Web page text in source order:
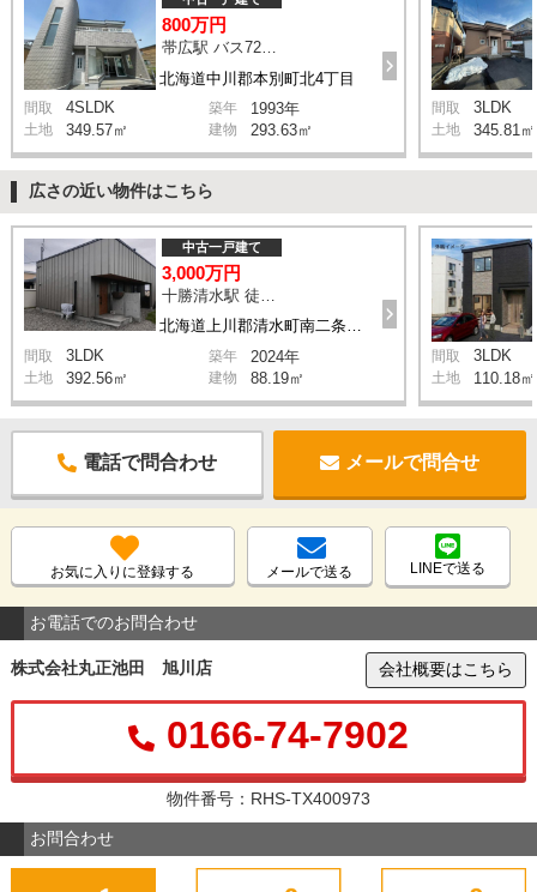
北海道中川郡本別町北4丁目
800万円
帯広駅 バス72分 停歩5分
間取 4SLDK 築年 1993年
土地 349.57㎡ 建物 293.63㎡
間取 3LDK
土地 345.81㎡
広さの近い物件はこちら
北海道上川郡清水町南二条西6丁目
中古一戸建て
3,000万円
間取 3LDK 築年 2024年
土地 392.56㎡ 建物 88.19㎡
間取 3LDK
土地 110.18㎡
電話で問合わせ メールで問合せ
お気に入りに登録する メールで送る LINEで送る
お電話でのお問合わせ
株式会社丸正池田 旭川店 会社概要はこちら
0166-74-7902
物件番号：RHS-TX400973
お問合わせ